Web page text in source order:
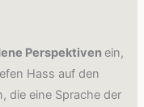
Perspektiven ein,
Hass auf den
die eine Sprache der